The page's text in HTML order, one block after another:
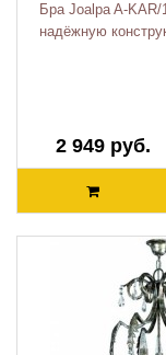
Бра Joalpa A-
надёжную
2 949 руб.